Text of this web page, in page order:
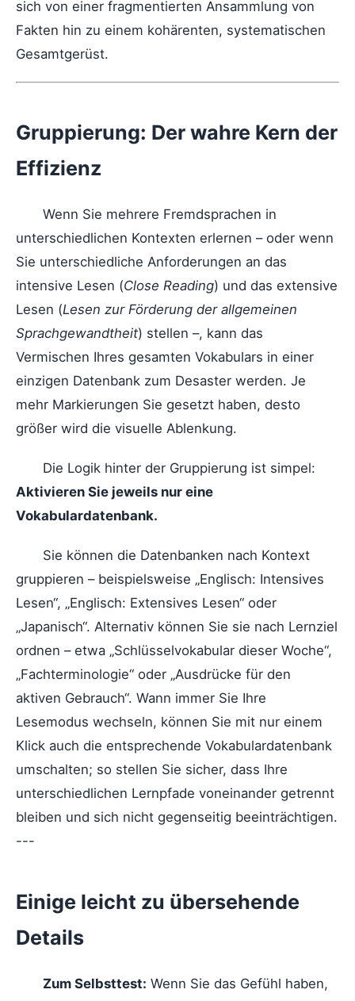
sich von einer fragmentierten Ansammlung von
Fakten hin zu einem kohärenten, systematischen
Gesamtgerüst.
Gruppierung: Der wahre Kern der
Effizienz
Wenn Sie mehrere Fremdsprachen in
unterschiedlichen Kontexten erlernen – oder wenn
Sie unterschiedliche Anforderungen an das
intensive Lesen (Close Reading) und das extensive
Lesen (Lesen zur Förderung der allgemeinen
Sprachgewandtheit) stellen –, kann das
Vermischen Ihres gesamten Vokabulars in einer
einzigen Datenbank zum Desaster werden. Je
mehr Markierungen Sie gesetzt haben, desto
größer wird die visuelle Ablenkung.
Die Logik hinter der Gruppierung ist simpel:
Aktivieren Sie jeweils nur eine
Vokabulardatenbank.
Sie können die Datenbanken nach Kontext
gruppieren – beispielsweise „Englisch: Intensives
Lesen“, „Englisch: Extensives Lesen“ oder
„Japanisch“. Alternativ können Sie sie nach Lernziel
ordnen – etwa „Schlüsselvokabular dieser Woche“,
„Fachterminologie“ oder „Ausdrücke für den
aktiven Gebrauch“. Wann immer Sie Ihre
Lesemodus wechseln, können Sie mit nur einem
Klick auch die entsprechende Vokabulardatenbank
umschalten; so stellen Sie sicher, dass Ihre
unterschiedlichen Lernpfade voneinander getrennt
bleiben und sich nicht gegenseitig beeinträchtigen.
---
Einige leicht zu übersehende
Details
Zum Selbsttest: Wenn Sie das Gefühl haben,